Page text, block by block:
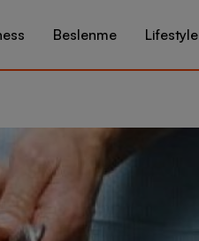
Beslenme Lifestyle